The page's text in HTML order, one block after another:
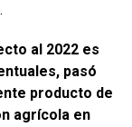
al 2022 es
pasó
producto de
agrícola en